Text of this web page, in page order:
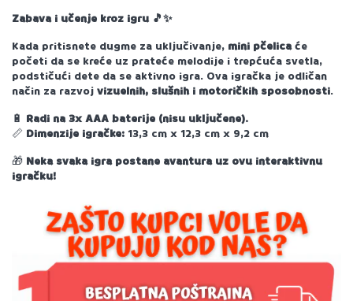
Zabava i učenje kroz igru 🎵✨
Kada pritisnete dugme za uključivanje, mini pčelicaće
početi da se kreće uz prateće melodije i trepćuća svetla,
podstičući dete da se aktivno igra. Ova igračka je odličan
način za razvoj vizuelnih, slušnih i motoričkih sposobnosti.
🔋 Radi na 3x AAA baterije (nisu uključene).
📏 Dimenzije igračke: 13,3 cm x 12,3 cm x 9,2 cm
🎁 Neka svaka igra postane avantura uz ovu interaktivnu
igračku!